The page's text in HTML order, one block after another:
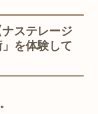
ステレージ
を体験して